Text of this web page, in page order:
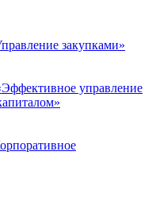
закупками»
управление